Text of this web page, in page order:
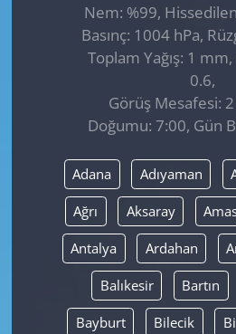
Nem: %99, Hissedilen
Basınç: 1004 hPa,
Toplam Yağış: 1 mm,
0.6,
Görüş Mesafesi:
Doğumu: 7:00, Gün
Adana Adıyaman
Ağrı Aksaray
Antalya Ardahan
Balıkesir Bartın
Bayburt Bilecik